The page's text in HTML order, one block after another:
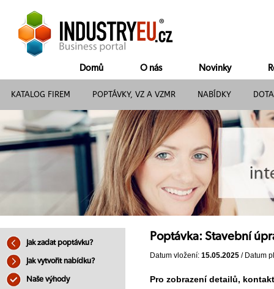
Domů O nás Novinky
KATALOG FIREM POPTÁVKY, VZ A VZMR NABÍDKY
Jak zadat poptávku?
Jak vytvořit nabídku?
Naše výhody
Poptávka: Stavební
Datum vložení: 15.05.2025 / Datum
Pro zobrazení detailů,